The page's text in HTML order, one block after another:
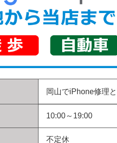
岡山でiPhone修理
10:00～19:00
不定休